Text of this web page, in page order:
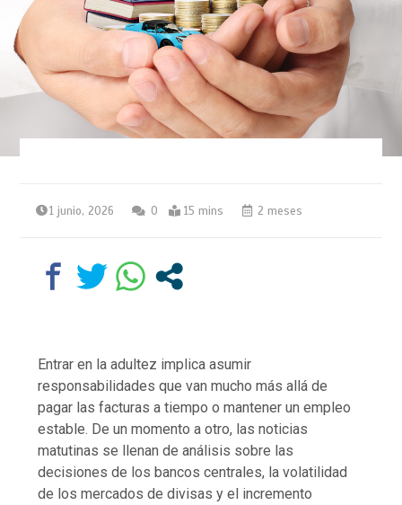
1 junio, 2026 0 15 mins 2 meses
Entrar en la adultez implica asumir
responsabilidades que van mucho más allá de
pagar las facturas a tiempo o mantener un empleo
estable. De un momento a otro, las noticias
matutinas se llenan de análisis sobre las
decisiones de los bancos centrales, la volatilidad
de los mercados de divisas y el incremento